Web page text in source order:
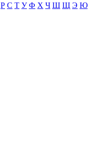
Р С Т У Ф Х Ч Ш Щ Э Ю